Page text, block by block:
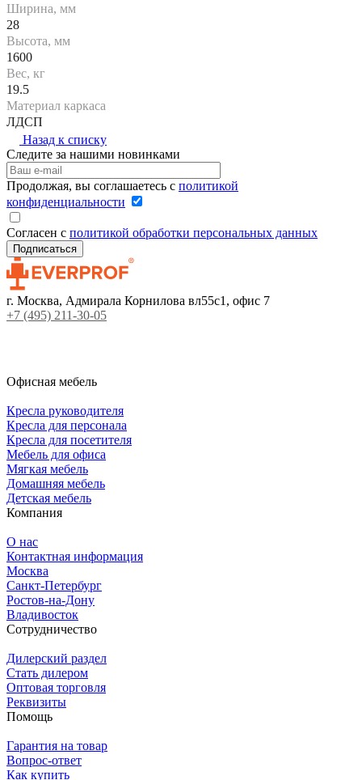
Ширина, мм
28
Высота, мм
1600
Вес, кг
19.5
Материал каркаса
ЛДСП
Назад к списку
Следите за нашими новинками
Продолжая, вы соглашаетесь с политикой
конфиденциальности
Согласен с политикой обработки персональных данных
г. Москва, Адмирала Корнилова вл55с1, офис 7
+7 (495) 211-30-05
Офисная мебель
Кресла руководителя
Кресла для персонала
Кресла для посетителя
Мебель для офиса
Мягкая мебель
Домашняя мебель
Детская мебель
Компания
О нас
Контактная информация
Москва
Санкт-Петербург
Ростов-на-Дону
Владивосток
Сотрудничество
Дилерский раздел
Стать дилером
Оптовая торговля
Реквизиты
Помощь
Гарантия на товар
Вопрос-ответ
Как купить